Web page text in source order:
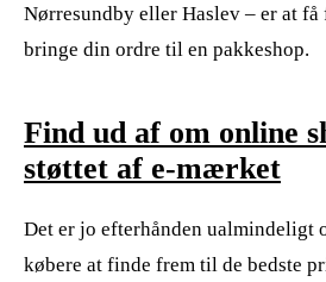
Nørresundby eller Haslev – er at
bringe din ordre til en pakkeshop.
Find ud af om online
støttet af e-mærket
Det er jo efterhånden ualmindeligt
købere at finde frem til de bedste